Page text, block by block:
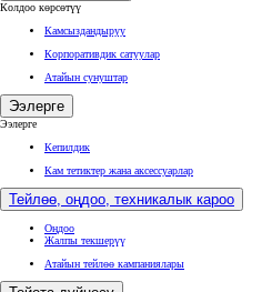
Колдоо көрсөтүү
Камсыздандыруу
Корпоративдик сатуулар
Атайын сунуштар
Ээлерге
Ээлерге
Кепилдик
Кам тетиктер жана аксессуарлар
Тейлөө, оңдоо, техникалык кароо
Оңдоо
Жалпы текшерүү
Атайын тейлөө кампаниялары